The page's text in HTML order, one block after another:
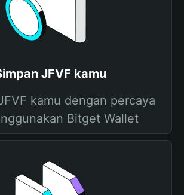
JFVF kamu
kamu dengan percaya
Bitget Wallet